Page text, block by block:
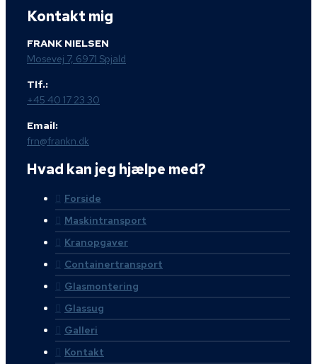
Kontakt mig
FRANK NIELSEN
Mosevej 7, 6971 Spjald
Tlf.:
+45 40 17 23 30
Email:
frn@frankn.dk
Hvad kan jeg hjælpe med?
Forside
Maskintransport
Kranopgaver
Containertransport
Glasmontering
Glassug
Galleri
Kontakt